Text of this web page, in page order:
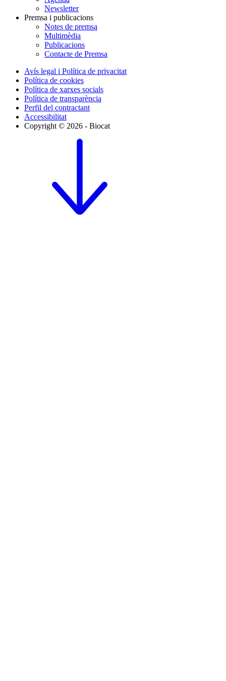
Newsletter
Premsa i publicacions
Notes de premsa
Multimèdia
Publicacions
Contacte de Premsa
Avís legal i Política de privacitat
Política de cookies
Política de xarxes socials
Política de transparència
Perfil del contractant
Accessibilitat
Copyright © 2026 - Biocat